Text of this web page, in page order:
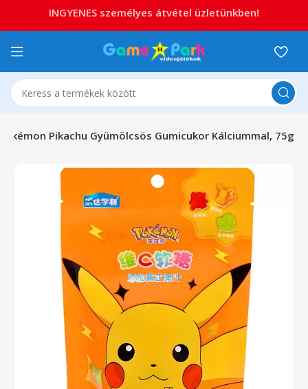
Pikachu Gyümölcsös Gumicukor Kálciummal, 75g
INGYENES személyes átvétel üzletünkben!